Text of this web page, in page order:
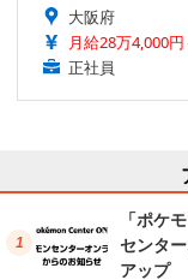
大阪府
月給28万4,000
正社員
「ポケ
センタ
アップ